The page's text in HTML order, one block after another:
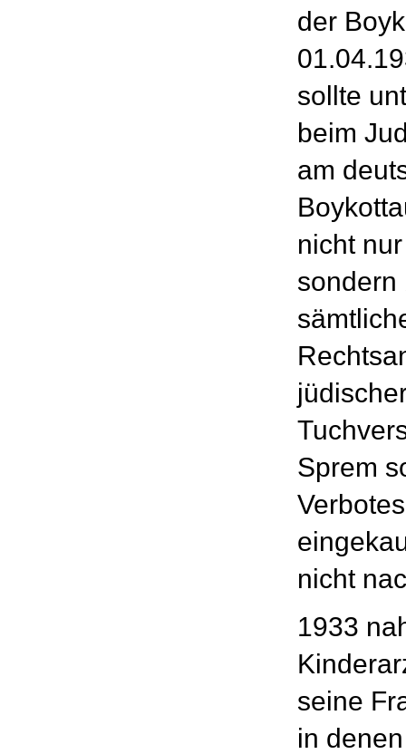
der
sollte
beim
am
nicht
sondern
Sprem
nicht
1933
seine
in